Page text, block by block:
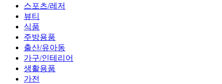
스포츠/레저
뷰티
식품
주방용품
출산/유아동
가구/인테리어
생활용품
가전